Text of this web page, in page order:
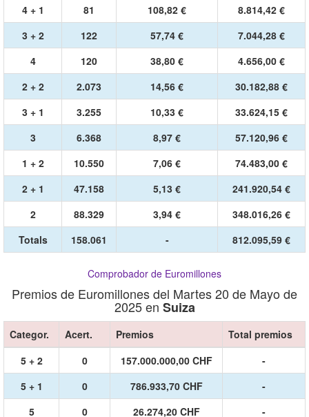
4 + 1
81 108,82 €
8.814,42 €
3 + 2
122 57,74 €
7.044,28 €
4
120 38,80 €
4.656,00 €
2 + 2
2.073 14,56 €
30.182,88 €
3 + 1
3.255 10,33 €
33.624,15 €
3
6.368 8,97 €
57.120,96 €
1 + 2
10.550 7,06 €
74.483,00 €
2 + 1
47.158 5,13 €
241.920,54 €
2
88.329 3,94 €
348.016,26 €
Totals
158.061 - 812.095,59 €
Comprobador de Euromillones
Premios de Euromillones del Martes 20 de Mayo de
2025 en Suiza
Categor. Acert. Premios
Total premios
5 + 2
0 157.000.000,00 CHF
-
5 + 1
0 786.933,70 CHF
-
5
0 26.274,20 CHF -